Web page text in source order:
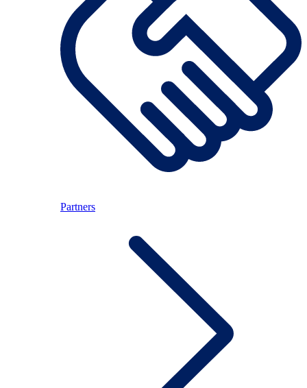
Partners